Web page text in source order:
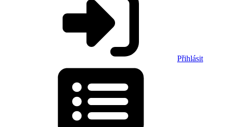
Přihlásit